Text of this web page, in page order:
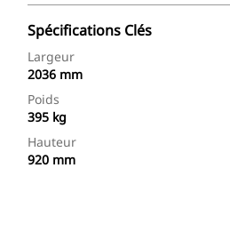
Spécifications Clés
Largeur
2036 mm
Poids
395 kg
Hauteur
920 mm